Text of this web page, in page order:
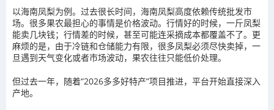
以海南凤梨为例。过去很长时间，海南凤梨高度依赖传统批发市
场。很多果农最担心的事情是价格波动。行情好的时候，一斤凤梨
能卖几块钱；行情差的时候，甚至可能连采摘成本都覆盖不了。更
麻烦的是，由于冷链和仓储能力有限，很多凤梨必须尽快卖掉，一
旦遇到天气变化或者市场波动，果农往往只能低价处理。
但过去一年，随着“2026多多好特产”项目推进，平台开始直接深入
产地。